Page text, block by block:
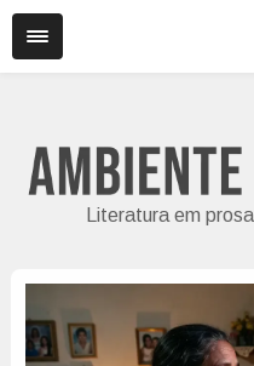
Literatura em